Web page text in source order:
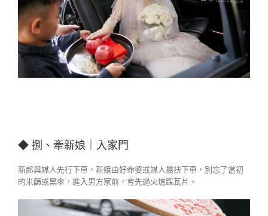
◆ 捌、牽新娘｜入家門
新郎與媒人先行下車，新娘由好命婆或媒人攙扶下車，別忘了當初
的米篩或黑傘，進入男方家前，會先過火爐踩瓦片。